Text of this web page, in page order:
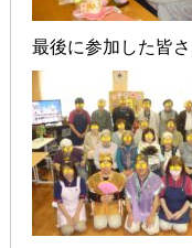
最後に参加した皆